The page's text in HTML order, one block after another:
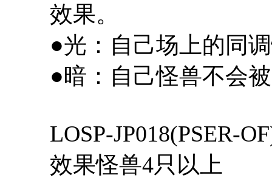
效果。
●光：自己场上的同
●暗：自己怪兽不会
LOSP-
效果怪兽4只以上